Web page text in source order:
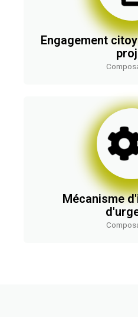
Engagement
Mécanisme